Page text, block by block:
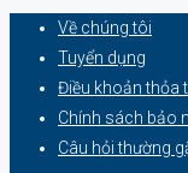
Về chúng tôi
Tuyển dụng
Điều khoản thỏa
Chính sách bảo
Câu hỏi thường